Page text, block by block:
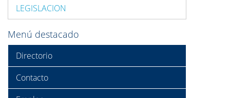
LEGISLACION
Menú destacado
Directorio
Contacto